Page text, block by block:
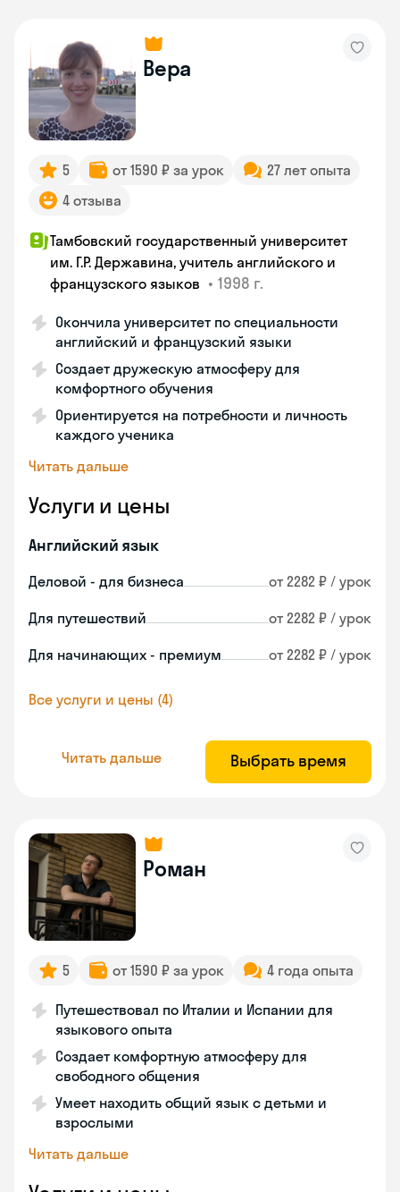
Вера
5 от 1590 ₽ за урок
27 лет опыта
4 отзыва
Тамбовский государственный университет
им. Г.Р. Державина, учитель английского и
французского языков • 1998 г.
Окончила университет по специальности
английский и французский языки
Создает дружескую атмосферу для
комфортного обучения
Ориентируется на потребности и личность
каждого ученика
Читать дальше
Услуги и цены
Английский язык
Деловой - для бизнеса от 2282 ₽ / урок
Для путешествий от 2282 ₽ / урок
Для начинающих - премиум от 2282 ₽ / урок
Все услуги и цены (4)
Читать дальше Выбрать время
Роман
5 от 1590 ₽ за урок 4 года опыта
Путешествовал по Италии и Испании для
языкового опыта
Создает комфортную атмосферу для
свободного общения
Умеет находить общий язык с детьми и
взрослыми
Читать дальше